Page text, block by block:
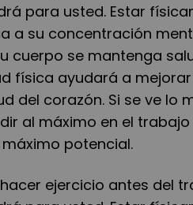
para usted. Estar
a su concentración
cuerpo se mantenga
física ayudará a
del corazón. Si se ve lo
al máximo en el
potencial.
ejercicio antes del